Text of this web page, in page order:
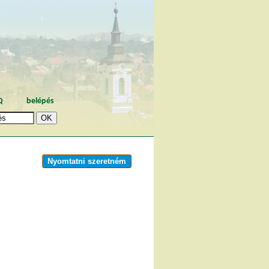
belépés
Nyomtatni szeretném